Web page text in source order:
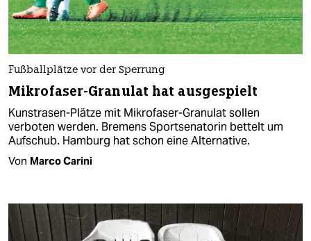
Fußballplätze vor der Sperrung
Mikrofaser-Granulat hat ausgespielt
Kunstrasen-Plätze mit Mikrofaser-Granulat sollen
verboten werden. Bremens Sportsenatorin bettelt um
Aufschub. Hamburg hat schon eine Alternative.
Von Marco Carini